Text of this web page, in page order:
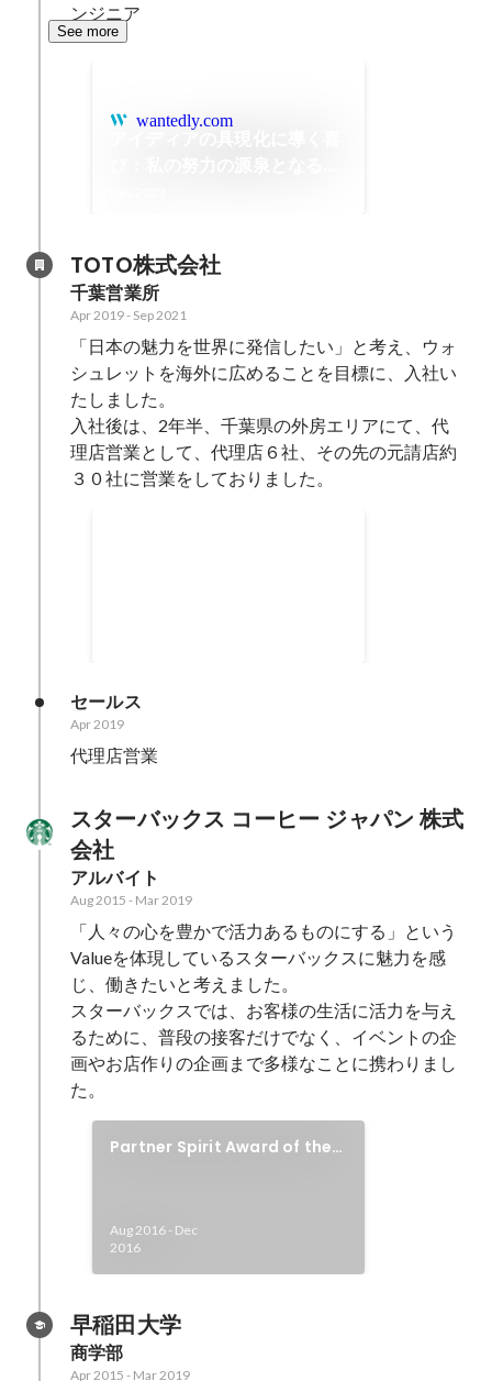
ンジニア
See more
wantedly.com
TOTO株式会社
千葉営業所
Apr 2019- Sep 2021
「日本の魅力を世界に発信したい」と考え、ウォ
シュレットを海外に広めることを目標に、入社い
たしました。
入社後は、2年半、千葉県の外房エリアにて、代
理店営業として、代理店６社、その先の元請店約
３０社に営業をしておりました。
セールス
Apr 2019
代理店営業
スターバックス コーヒー ジャパン 株式
会社
アルバイト
Aug 2015 - Mar 2019
「人々の心を豊かで活力あるものにする」という
Valueを体現しているスターバックスに魅力を感
じ、働きたいと考えました。
スターバックスでは、お客様の生活に活力を与え
るために、普段の接客だけでなく、イベントの企
画やお店作りの企画まで多様なことに携わりまし
た。
Partner Spirit Award of the
Aug 2016 - Dec
2016
早稲田大学
商学部
Apr 2015 - Mar 2019